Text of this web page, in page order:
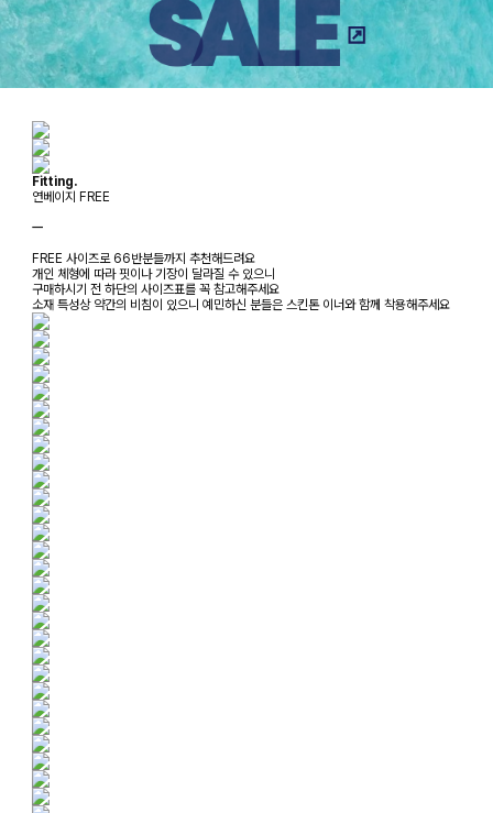
Fitting.
연베이지 FREE
ㅡ
FREE 사이즈로 66반분들까지 추천해드려요
개인 체형에 따라 핏이나 기장이 달라질 수 있으니
구매하시기 전 하단의 사이즈표를 꼭 참고해주세요
소재 특성상 약간의 비침이 있으니 예민하신 분들은 스킨톤 이너와 함께 착용해주세요